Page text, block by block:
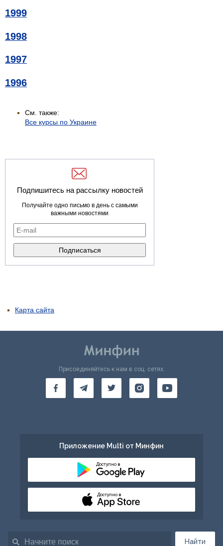
1999
1998
1997
1996
См. также:
Все курсы по Украине
Подпишитесь на рассылку новостей
Получайте одно письмо в день с самыми
важными новостями
Карта сайта
Найти
Присоединяйтесь к нам в соц. сетях:
Приложение Multi от Минфин
Доступно в
Доступно в